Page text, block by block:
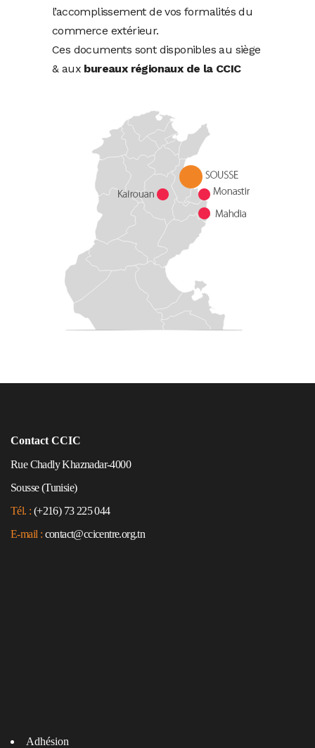
l’accomplissement de vos formalités du
commerce extérieur.
Ces documents sont disponibles au siège
& aux bureaux régionaux de la CCIC
Contact CCIC
Rue Chadly Khaznadar-4000
Sousse (Tunisie)
Tél. : (+216) 73 225 044
E-mail : contact@ccicentre.org.tn
Adhésion